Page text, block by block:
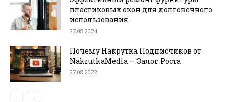
пластиковых окон для долговечного
использования
27.08.2024
Почему Накрутка Подписчиков от
NakrutkaMedia — Залог Роста
27.08.2022